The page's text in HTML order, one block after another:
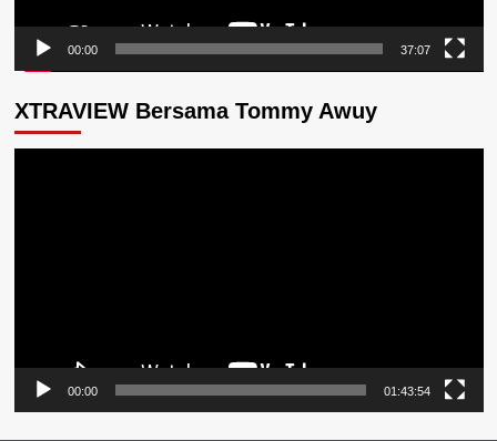
00:00 37:07
XTRAVIEW Bersama Tommy Awuy
00:00 01:43:54